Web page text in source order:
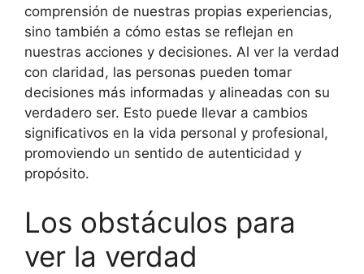
comprensión de nuestras propias experiencias,
sino también a cómo estas se reflejan en
nuestras acciones y decisiones. Al ver la verdad
con claridad, las personas pueden tomar
decisiones más informadas y alineadas con su
verdadero ser. Esto puede llevar a cambios
significativos en la vida personal y profesional,
promoviendo un sentido de autenticidad y
propósito.
Los obstáculos para
ver la verdad